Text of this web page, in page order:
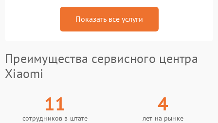
Показать все услуги
Преимущества сервисного центра
Xiaomi
11
сотрудников в штате
4
лет на рынке